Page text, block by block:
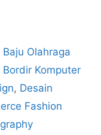
Baju Olahraga
Bordir Komputer
, Desain
Fashion